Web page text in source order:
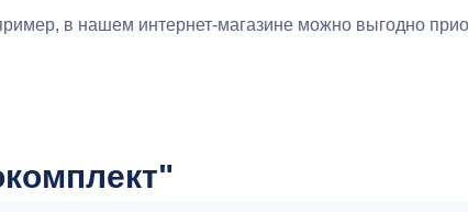
в нашем интернет-магазине можно выгодно